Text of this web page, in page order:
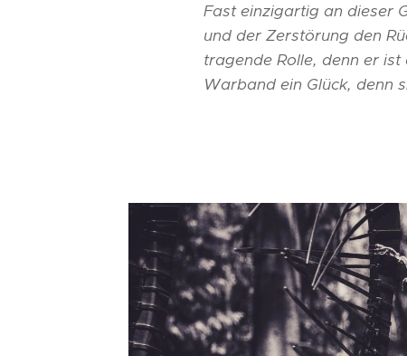
Fast einzigartig an dieser
und der Zerstörung den
tragende Rolle, denn er
Warband ein Glück, denn